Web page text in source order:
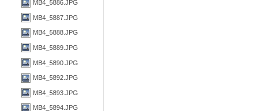
MB4_5886.JPG
MB4_5887.JPG
MB4_5888.JPG
MB4_5889.JPG
MB4_5890.JPG
MB4_5892.JPG
MB4_5893.JPG
MB4_5894.JPG